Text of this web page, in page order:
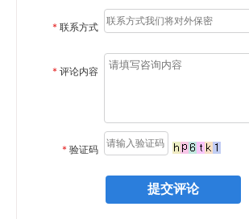
* 联系方式
* 评论内容
* 验证码